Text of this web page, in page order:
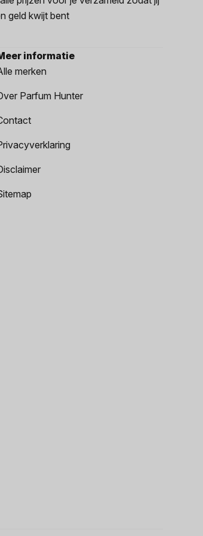
geld kwijt bent
informatie
merken
Parfum Hunter